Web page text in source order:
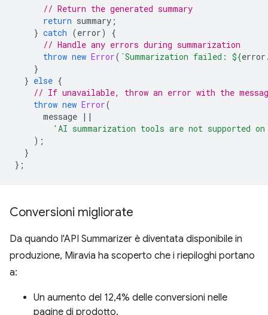
// Return the generated summary
return summary ;
} catch (error)
{
// Handle any errors during summarization
throw new Error( `Summarization failed: ${error
}
} else {
// If unavailable, throw an error with the
throw new Error(
message ||
'AI summarization tools are not supported
);
}
};
Conversioni migliorate
Da quando l'API Summarizer è diventata disponibile in
produzione, Miravia ha scoperto che i riepiloghi portano
a:
Un aumento del 12,4% delle conversioni nelle
pagine di prodotto.